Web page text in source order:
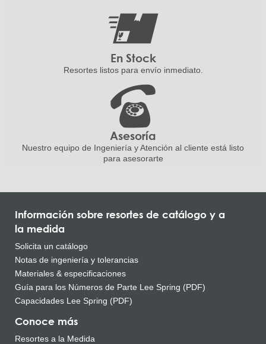
En Stock
Resortes listos para envío inmediato.
Asesoría
Nuestro equipo de Ingeniería y Atención al cliente está listo
para asesorarte
Información sobre resortes de catálogo y a
la medida
Solicita un catálogo
Notas de ingeniería y tolerancias
Materiales & especificaciones
Guía para los Números de Parte Lee Spring (PDF)
Capacidades Lee Spring (PDF)
Conoce más
Resortes a la Medida